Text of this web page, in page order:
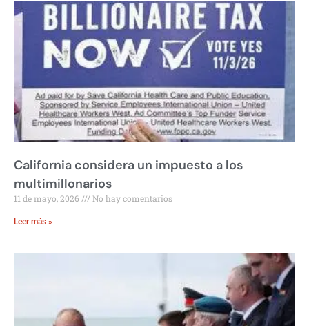
California considera un impuesto a los
multimillonarios
11 de mayo, 2026 No hay comentarios
Leer más »